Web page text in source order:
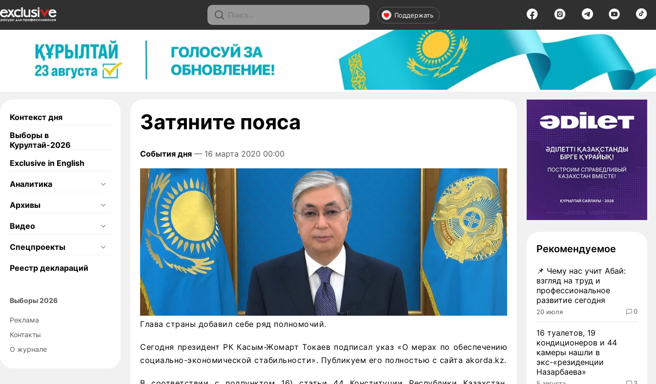
Поддержать
Контекст дня
Выборы в
Курултай-2026
Exclusive in English
Аналитика
Архивы
Видео
Спецпроекты
Реестр деклараций
Выборы 2026
Реклама
Контакты
О журнале
Затяните пояса
События дня — 16 марта 2020 00:00
Глава страны добавил себе ряд полномочий.
Сегодня президент РК Касым-Жомарт Токаев подписал указ «О мерах по обеспечению
социально-экономической стабильности». Публикуем его полностью с сайта akorda.kz.
Рекомендуемое
📌 Чему нас учит Абай:
взгляд на труд и
профессиональное
развитие сегодня
20 июля 0
16 туалетов, 19
кондиционеров и 44
камеры нашли в
экс-«резиденции
Назарбаева»